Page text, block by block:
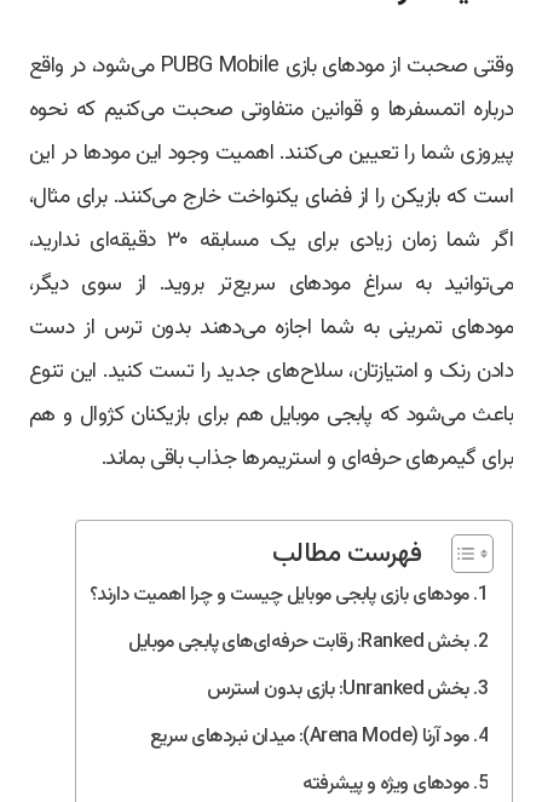
وقتی صحبت از مودهای بازی PUBG Mobile می‌شود، در واقع
درباره اتمسفرها و قوانین متفاوتی صحبت می‌کنیم که نحوه
پیروزی شما را تعیین می‌کنند. اهمیت وجود این مودها در این
است که بازیکن را از فضای یکنواخت خارج می‌کنند. برای مثال،
اگر شما زمان زیادی برای یک مسابقه ۳۰ دقیقه‌ای ندارید،
می‌توانید به سراغ مودهای سریع‌تر بروید. از سوی دیگر،
مودهای تمرینی به شما اجازه می‌دهند بدون ترس از دست
دادن رنک و امتیازتان، سلاح‌های جدید را تست کنید. این تنوع
باعث می‌شود که پابجی موبایل هم برای بازیکنان کژوال و هم
برای گیمرهای حرفه‌ای و استریمرها جذاب باقی بماند.
فهرست مطالب
مودهای بازی پابجی موبایل چیست و چرا اهمیت دارند؟
بخش Ranked: رقابت حرفه‌ای‌های پابجی موبایل
بخش Unranked: بازی بدون استرس
مود آرنا (Arena Mode): میدان نبردهای سریع
مودهای ویژه و پیشرفته